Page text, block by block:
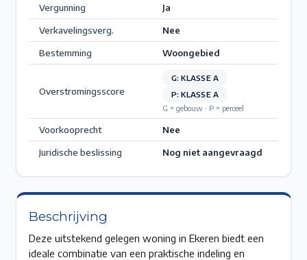
Vergunning
Ja
Verkavelingsverg.
Nee
Bestemming
Woongebied
Overstromingsscore
G: KLASSE A
P: KLASSE A
G = gebouw · P = perceel
Voorkooprecht
Nee
Juridische beslissing
Nog niet aangevraagd
Beschrijving
Deze uitstekend gelegen woning in Ekeren biedt een
ideale combinatie van een praktische indeling en